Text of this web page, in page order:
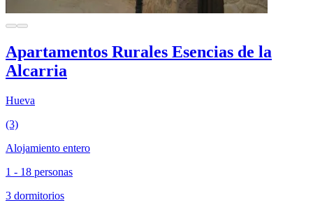
Apartamentos Rurales Esencias de la
Alcarria
Hueva
(3)
Alojamiento entero
1 - 18 personas
3 dormitorios